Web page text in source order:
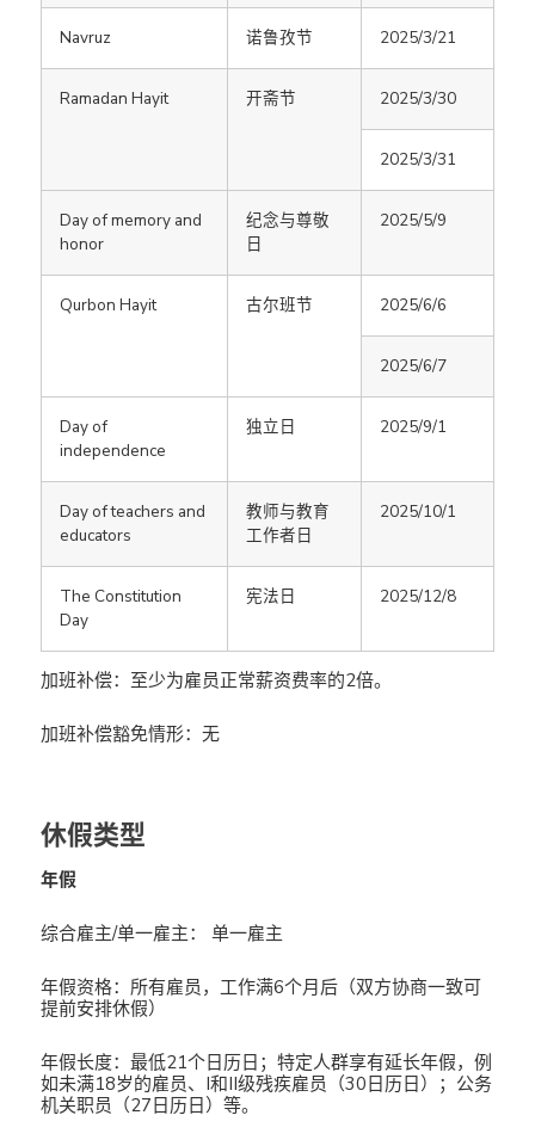
Navruz 诺鲁孜节 2025/3/21
Ramadan Hayit 开斋节 2025/3/30
2025/3/31
Day of memory and
honor
纪念与尊敬
日
2025/5/9
Qurbon Hayit 古尔班节 2025/6/6
2025/6/7
Day of
independence
独立日 2025/9/1
Day of teachers and
educators
教师与教育
工作者日
2025/10/1
The Constitution
Day
宪法日 2025/12/8
加班补偿：至少为雇员正常薪资费率的2倍。
加班补偿豁免情形：无
休假类型
年假
综合雇主/单一雇主： 单一雇主
年假资格：所有雇员，工作满6个月后（双方协商一致可
提前安排休假）
年假长度：最低21个日历日；特定人群享有延长年假，例
如未满18岁的雇员、I和II级残疾雇员（30日历日）；公务
机关职员（27日历日）等。